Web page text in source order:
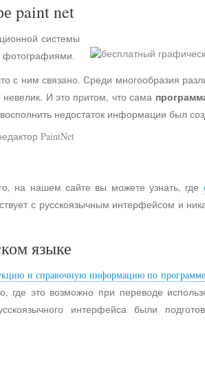
paint net
системы
фотографиями.
с ним связано. Среди многообразия
И это притом, что сама
недостаток информации был
на нашем сайте вы можете узнать, где
с русскоязычным интерфейсом и
языке
и справочную информацию по
это возможно при переводе
интерфейса были